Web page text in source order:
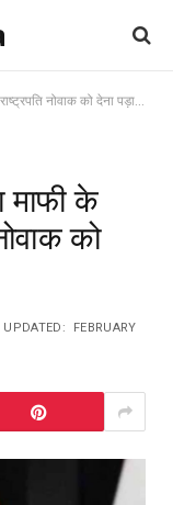
नोवाक को देना पड़ा इस्तीफा
माफी के
को
UPDATED: FEBRUARY